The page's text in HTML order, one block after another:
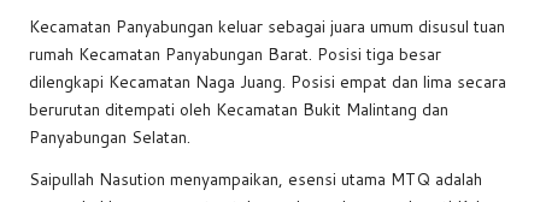
Kecamatan Panyabungan keluar sebagai juara umum disusul tuan
rumah Kecamatan Panyabungan Barat. Posisi tiga besar
dilengkapi Kecamatan Naga Juang. Posisi empat dan lima secara
berurutan ditempati oleh Kecamatan Bukit Malintang dan
Panyabungan Selatan.
Saipullah Nasution menyampaikan, esensi utama MTQ adalah